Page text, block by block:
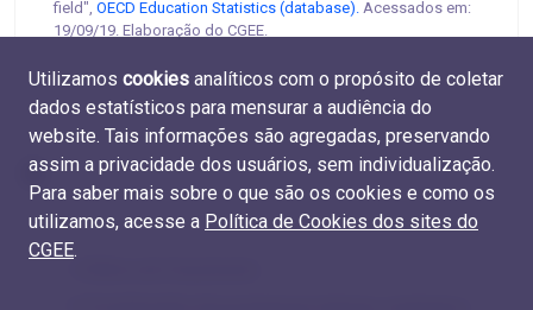
field", OECD Education Statistics (database). Acessados em:
19/09/19. Elaboração do CGEE.
Utilizamos cookies analíticos com o propósito de coletar
dados estatísticos para mensurar a audiência do
website. Tais informações são agregadas, preservando
assim a privacidade dos usuários, sem individualização.
Para saber mais sobre o que são os cookies e como os
utilizamos, acesse a Política de Cookies dos sites do
CGEE.